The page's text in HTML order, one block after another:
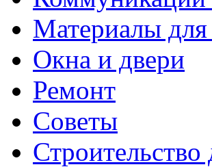
Материалы
Окна и двери
Ремонт
Советы
Строительство